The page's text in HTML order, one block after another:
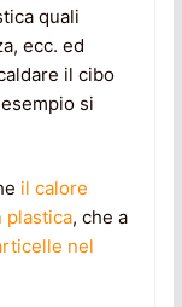
quali
ecc. ed
il cibo
si
il calore
plastica, che a
nel